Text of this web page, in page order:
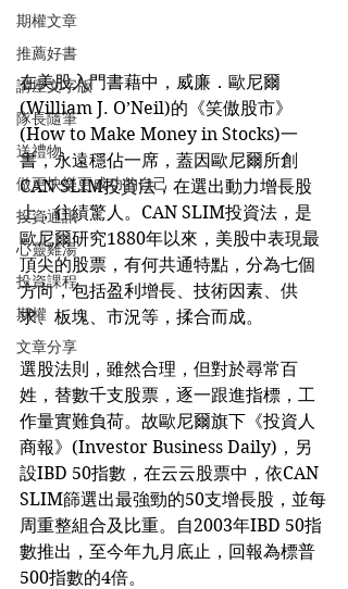
期權文章
推薦好書
講座文字版
隊長隨筆
送禮物
做更快樂更成功的自己
投資通訊
心靈雞湯
投資課程
期權
文章分享
在美股入門書藉中，威廉．歐尼爾
(William J. O’Neil)的《笑傲股市》
(How to Make Money in Stocks)一
書，永遠穩佔一席，蓋因歐尼爾所創
CAN SLIM投資法，在選出動力增長股
上，往績驚人。CAN SLIM投資法，是
歐尼爾研究1880年以來，美股中表現最
頂尖的股票，有何共通特點，分為七個
方向，包括盈利增長、技術因素、供
求、板塊、市況等，揉合而成。
選股法則，雖然合理，但對於尋常百
姓，替數千支股票，逐一跟進指標，工
作量實難負荷。故歐尼爾旗下《投資人
商報》(Investor Business Daily)，另
設IBD 50指數，在云云股票中，依CAN
SLIM篩選出最強勁的50支增長股，並每
周重整組合及比重。自2003年IBD 50指
數推出，至今年九月底止，回報為標普
500指數的4倍。